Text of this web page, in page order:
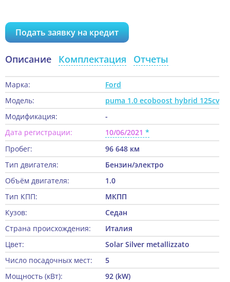
Подать заявку на кредит
Описание Комплектация Отчеты
Марка:
Ford
Модель:
puma 1.0 ecoboost hybrid 125cv
Модификация:
-
Дата регистрации:
10/06/2021
Пробег:
96 648 км
Тип двигателя:
Бензин/электро
Объём двигателя:
1.0
Тип КПП:
МКПП
Кузов:
Седан
Страна происхождения:
Италия
Цвет:
Solar Silver metallizzato
Число посадочных мест:
5
Мощность (кВт):
92 (kW)